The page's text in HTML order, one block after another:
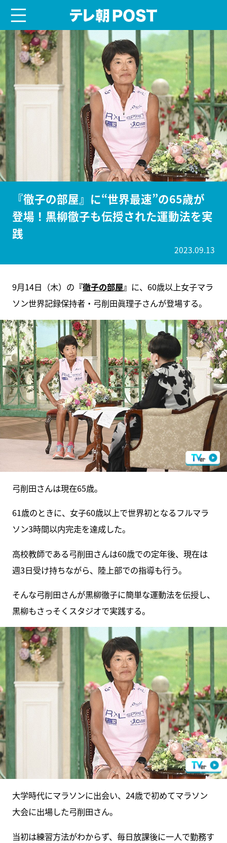
『徹子の部屋』に“世界最速”の65歳が
登場！黒柳徹子も伝授された運動法を実
践
2023.09.13
9月14日（木）の 『徹子の部屋』 に、60歳以上女子マラ
ソン世界記録保持者・弓削田眞理子さんが登場する。
弓削田さんは現在65歳。
61歳のときに、女子60歳以上で世界初となるフルマラ
ソン3時間以内完走を達成した。
高校教師である弓削田さんは60歳での定年後、現在は
週3日受け持ちながら、陸上部での指導も行う。
そんな弓削田さんが黒柳徹子に簡単な運動法を伝授し、
黒柳もさっそくスタジオで実践する。
大学時代にマラソンに出会い、24歳で初めてマラソン
大会に出場した弓削田さん。
当初は練習方法がわからず、毎日放課後に一人で勤務す